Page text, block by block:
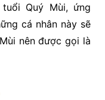
Quý Mùi, ứng
cá nhân này sẽ
nên được gọi là